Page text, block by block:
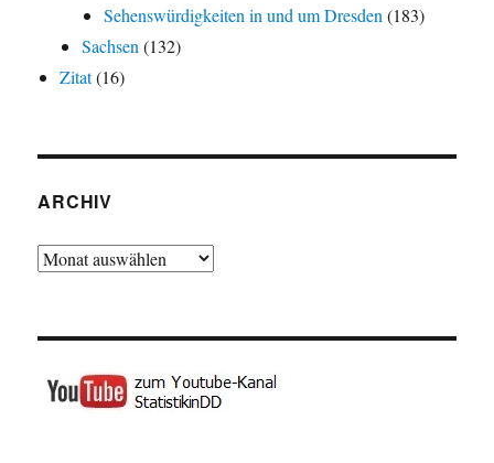
Sehenswürdigkeiten in und um Dresden(183)
Sachsen(132)
Zitat(16)
ARCHIV
Archiv